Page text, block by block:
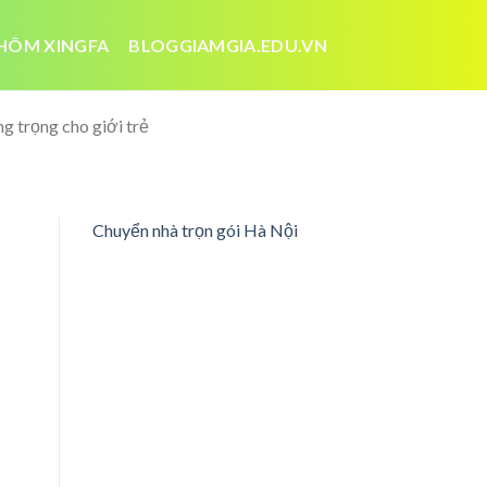
XINGFA BLOGGIAMGIA.EDU.VN
trọng cho giới trẻ
Chuyển nhà trọn gói Hà Nội